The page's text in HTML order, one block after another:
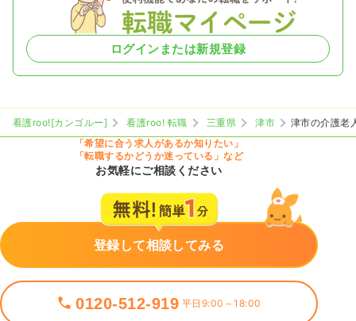
ログインまたは新規登録
看護roo![カンゴルー] 看護roo! 転職 三重県 津市
津市の介護老
「希望に合う求人があるか知りたい」
「転職するかどうか迷っている」など
お気軽にご相談ください
登録して相談してみる
0120-512-919 平日9:00～18:00